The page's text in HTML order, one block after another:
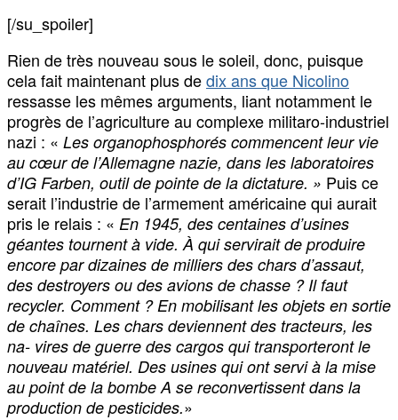
[/su_spoiler]
Rien de très nouveau sous le soleil, donc, puisque
cela fait maintenant plus dedix ans que Nicolino
ressasse les mêmes arguments, liant notamment le
progrès de l’agriculture au complexe militaro-industriel
nazi : « Les organophosphorés commencent leur vie
au cœur de l’Allemagne nazie, dans les laboratoires
d’IG Farben, outil de pointe de la dictature. » Puis ce
serait l’industrie de l’armement américaine qui aurait
pris le relais : « En 1945, des centaines d’usines
géantes tournent à vide. À qui servirait de produire
encore par dizaines de milliers des chars d’assaut,
des destroyers ou des avions de chasse ? Il faut
recycler. Comment ? En mobilisant les objets en sortie
de chaînes. Les chars deviennent des tracteurs, les
na- vires de guerre des cargos qui transporteront le
nouveau matériel. Des usines qui ont servi à la mise
au point de la bombe A se reconvertissent dans la
production de pesticides.»